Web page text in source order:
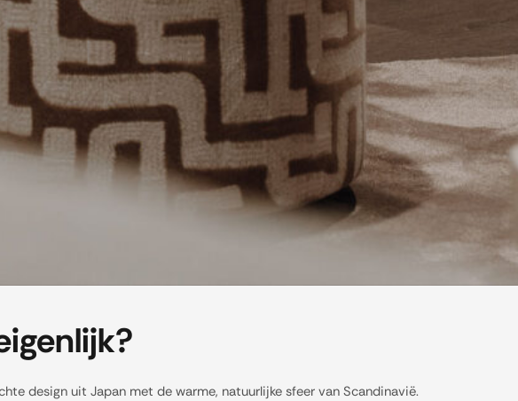
design uit Japan met de warme, natuurlijke sfeer van Scandinavië.